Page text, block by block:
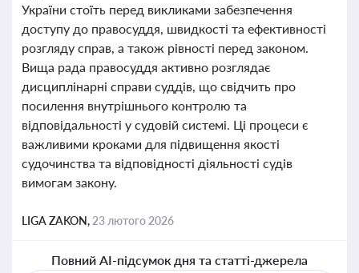
України стоїть перед викликами забезпечення
доступу до правосуддя, швидкості та ефективності
розгляду справ, а також рівності перед законом.
Вища рада правосуддя активно розглядає
дисциплінарні справи суддів, що свідчить про
посилення внутрішнього контролю та
відповідальності у судовій системі. Ці процеси є
важливими кроками для підвищення якості
судочинства та відповідності діяльності судів
вимогам закону.
LIGA ZAKON, 23 лютого 2026
Повний AI-підсумок дня та статті-джерела